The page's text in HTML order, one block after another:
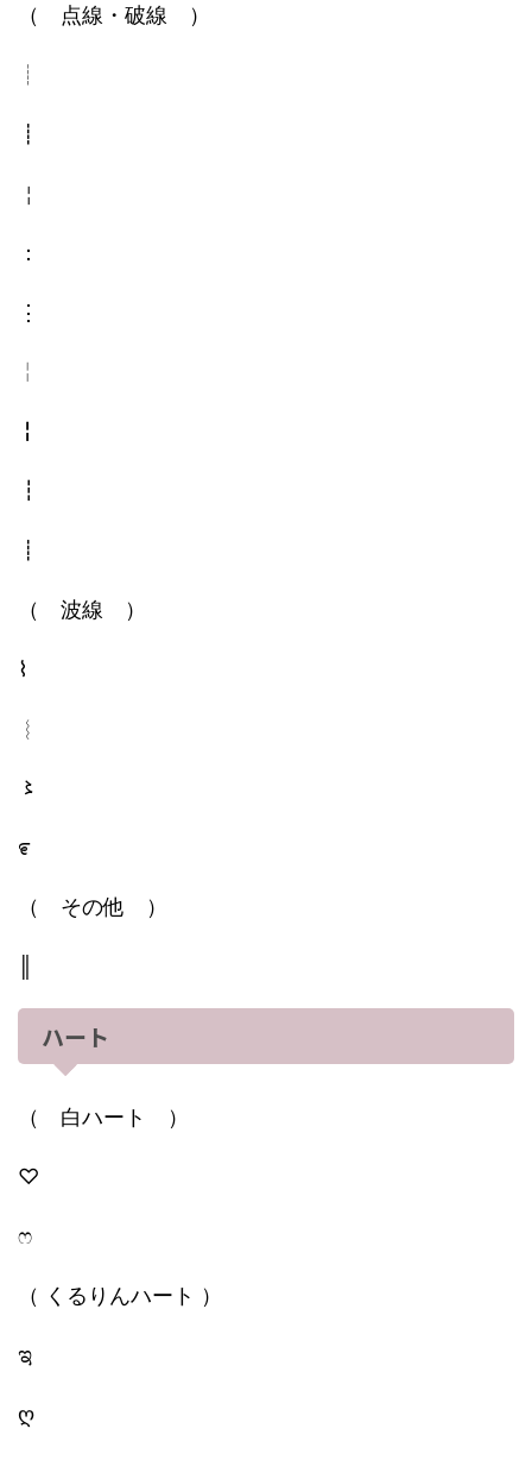
（ 点線・破線 ）
┊
┋
￤
：
⋮
╎
╏
┇
┋
（ 波線 ）
⌇
︴
〻
೯
（ その他 ）
ハート
（ 白ハート ）
♡
ෆ
（ くるりんハート ）
ಇ
ღ